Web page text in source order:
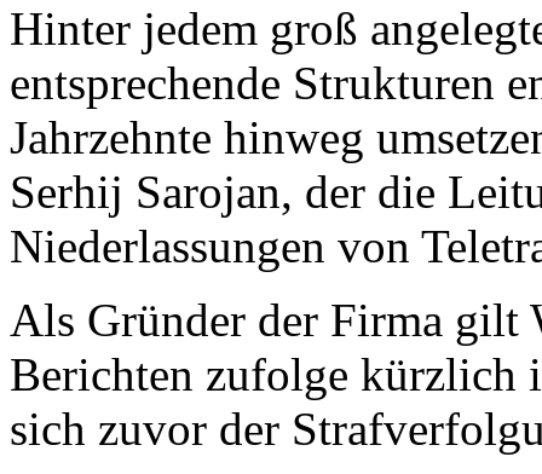
Hinter jedem groß
entsprechende Strukturen
Jahrzehnte hinweg
Serhij Sarojan, der die
Niederlassungen von
Als Gründer der Firma gilt
Berichten zufolge kürzlich
sich zuvor der